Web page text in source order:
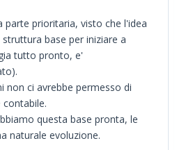
prioritaria, visto che l'idea
base per iniziare a
tutto pronto, e'
non ci avrebbe permesso di
questa base pronta, le
naturale evoluzione.